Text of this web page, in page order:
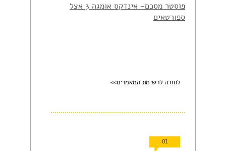
פוסטר מסכם- אינדקס אומגה 3 אצל
ספורטאים
לחזרה לרשימת המאמרים>>
01